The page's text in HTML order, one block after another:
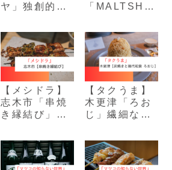
ヤ」独創的な
しめる大人の
居酒屋
「MALTSHO
が訪れた人気
ビアバー
【メシドラ】
志木市「串焼
き縁結び」立
ルの絶品焼き
鳥店
【タクうま】
木更津「ろお
じ」繊細な細
た絹糸モンブ
ラン